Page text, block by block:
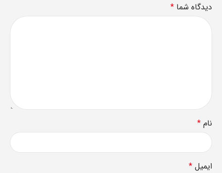
دیدگاه شما *
نام *
ایمیل *